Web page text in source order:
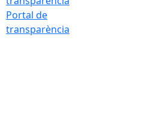
Portal de
transparència